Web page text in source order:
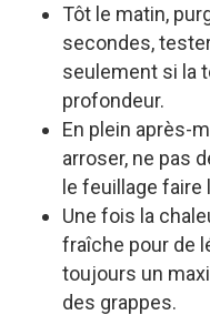
Tôt le matin,
secondes,
seulement si la
profondeur.
En plein après-
arroser, ne pas
le feuillage faire
Une fois la
fraîche pour de
toujours un
des grappes.